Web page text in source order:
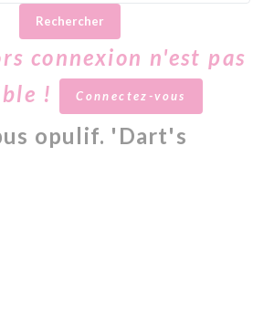
Rechercher
connexion n'est pas
!
Connectez-vous
opulif. 'Dart's